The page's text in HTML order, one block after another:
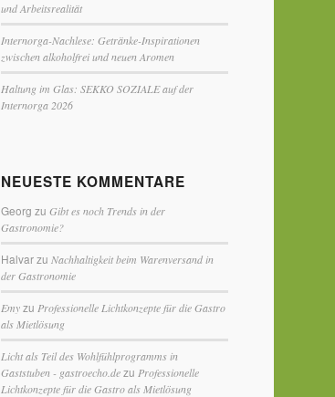
und Arbeitsrealität
Internorga-Nachlese: Getränke-Inspirationen
zwischen alkoholfrei und neuen Aromen
Haltung im Glas: SEKKO SOZIALE auf der
Internorga 2026
NEUESTE KOMMENTARE
Georg zuGibt es noch Trends in der
Gastronomie?
Halvarzu Nachhaltigkeit beim Warenversand in
der Gastronomie
Emyzu Professionelle Lichtkonzepte für die Gastro
als Mietlösung
Licht als Teil des Wohlfühlprogramms in
Gaststuben - gastroecho.dezu Professionelle
Lichtkonzepte für die Gastro als Mietlösung